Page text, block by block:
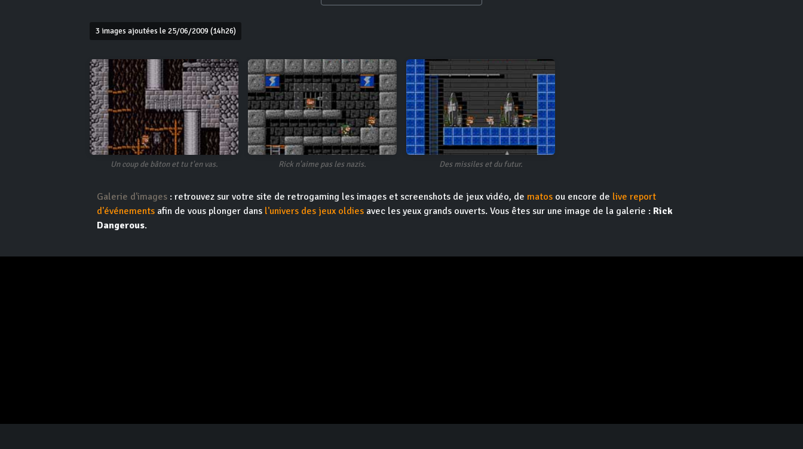
3 images ajoutées le 25/06/2009 (14h26)
Un coup de bâton et tu t'en vas. Rick n'aime pas les nazis. Des missiles et du futur.
Galerie d'images : retrouvez sur votre site de retrogaming les images et screenshots de jeux vidéo, de matos ou encore de live report
d'événements afin de vous plonger dans l'univers des jeux oldies avec les yeux grands ouverts. Vous êtes sur une image de la galerie : Rick
Dangerous.